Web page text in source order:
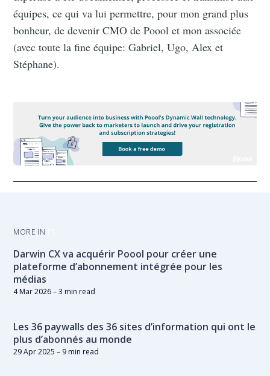
équipes, ce qui va lui permettre, pour mon grand plus
bonheur, de devenir CMO de Poool et mon associée
(avec toute la fine équipe: Gabriel, Ugo, Alex et
Stéphane).
MORE IN
Darwin CX va acquérir Poool pour créer une
plateforme d’abonnement intégrée pour les
médias
4 Mar 2026– 3 min read
Les 36 paywalls des 36 sites d’information qui ont le
plus d’abonnés au monde
29 Apr 2025 – 9 min read